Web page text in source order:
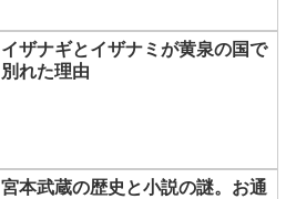
イザナギとイザナミが黄泉の国で
別れた理由
宮本武蔵の歴史と小説の謎。お通